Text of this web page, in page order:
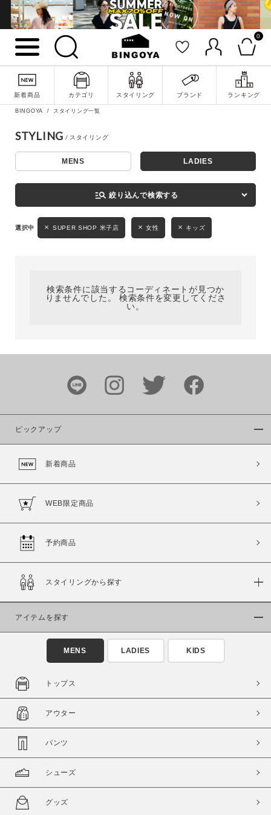
0
新着商品 カテゴリ スタイリング ブランド ランキング
詳細検索
LADIES
カラー
価格
～
商品タイプ
通常商品 予約商品
在庫
在庫あり 在庫なし含む
BINGOYA スタイリング一覧
STYLING
MENS LADIES
manage_search 絞り込んで検索する
SUPER SHOP 米子店 女性 キッズ
検索条件に該当するコーディネートが見つか
りませんでした。 検索条件を変更してくださ
い。
ピックアップ
新着商品
WEB限定商品
予約商品
スタイリングから探す
アイテムを探す
MENS LADIES KIDS
トップス
アウター
パンツ
シューズ
グッズ